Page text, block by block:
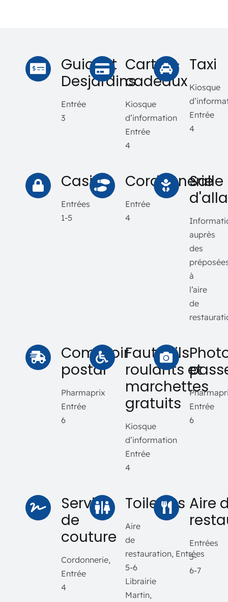
Guichet
Desjardins
Entrée
3
Cartes-
cadeaux
Kiosque
d’information
Entrée
4
Taxi
Kiosque
Entrée
4
Casiers
Entrées
1-5
Cordonnerie
Entrée
4
Salle
auprès
des
à
l’aire
de
Comptoir
postal
Pharmaprix
Entrée
6
Fauteuils
roulants et
marchettes
gratuits
Kiosque
d’information
Entrée
4
Entrée
6
Service
de
couture
Cordonnerie,
Entrée
4
Toilettes
Aire
de
restauration, Entrées
5-6
Librairie
Martin,
Aire
Entrées
5-
6-7